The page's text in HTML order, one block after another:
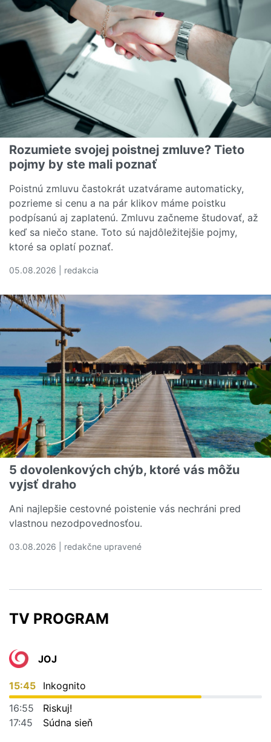
Rozumiete svojej poistnej zmluve? Tieto
pojmy by ste mali poznať
Poistnú zmluvu častokrát uzatvárame automaticky,
pozrieme si cenu a na pár klikov máme poistku
podpísanú aj zaplatenú. Zmluvu začneme študovať, až
keď sa niečo stane. Toto sú najdôležitejšie pojmy,
ktoré sa oplatí poznať.
05.08.2026 | redakcia
5 dovolenkových chýb, ktoré vás môžu
vyjsť draho
Ani najlepšie cestovné poistenie vás nechráni pred
vlastnou nezodpovednosťou.
03.08.2026 | redakčne upravené
TV PROGRAM
JOJ
15:45
Inkognito
16:55
Riskuj!
17:45
Súdna sieň